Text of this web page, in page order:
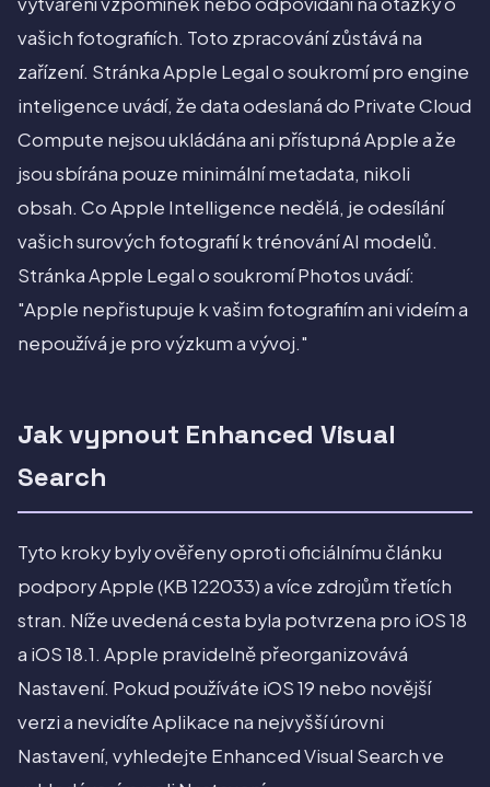
vašich fotografiích. Toto zpracování zůstává na
zařízení. Stránka Apple Legal o soukromí pro engine
inteligence uvádí, že data odeslaná do Private Cloud
Compute nejsou ukládána ani přístupná Apple a že
jsou sbírána pouze minimální metadata, nikoli
obsah. Co Apple Intelligence nedělá, je odesílání
vašich surových fotografií k trénování AI modelů.
Stránka Apple Legal o soukromí Photos uvádí:
"Apple nepřistupuje k vašim fotografiím ani videím a
nepoužívá je pro výzkum a vývoj."
Jak vypnout Enhanced Visual
Search
Tyto kroky byly ověřeny oproti oficiálnímu článku
podpory Apple (KB 122033) a více zdrojům třetích
stran. Níže uvedená cesta byla potvrzena pro iOS 18
a iOS 18.1. Apple pravidelně přeorganizovává
Nastavení. Pokud používáte iOS 19 nebo novější
verzi a nevidíte Aplikace na nejvyšší úrovni
Nastavení, vyhledejte Enhanced Visual Search ve